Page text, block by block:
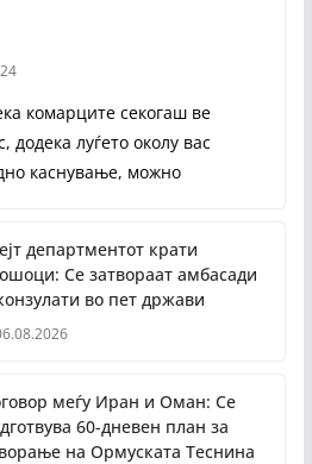
комарците секогаш ве
додека луѓето околу вас
каснување, можно
департментот крати
Се затвораат амбасади
во пет држави
меѓу Иран и Оман: Се
60-дневен план за
на Ормуската Теснина